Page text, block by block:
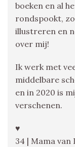
boeken en al
rondspookt,
illustreren en
over mij!
Ik werk met
middelbare
en in 2020 is
verschenen.
♥
34 | Mama